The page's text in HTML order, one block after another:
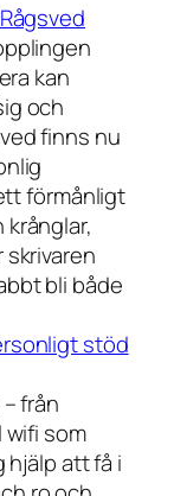
kan
och
finns nu
förmånligt
krånglar,
bli både
stöd
från
som
hjälp att få i